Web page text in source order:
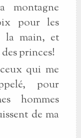
montagne
pour les
la main, et
princes!
qui me
pour
hommes
de ma